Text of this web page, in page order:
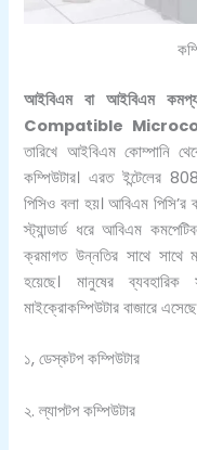
আইবিএম বা আইবিএম
Compatible
তারিখে আইবিএম কোম্পানি
কম্পিউটার। এরত ইন্টেলের
পিসিও বলা হয়। আবিএম
স্ট্যান্ডার্ড ধরে আবিএম
ক্রমাগত উন্নতির সাথে সাথে
হয়েছে। মানুষের
মাইক্রোকম্পিউটার বাজারে
১, ডেস্কটপ কম্পিউটার
২. ল্যাপটপ কম্পিউটার